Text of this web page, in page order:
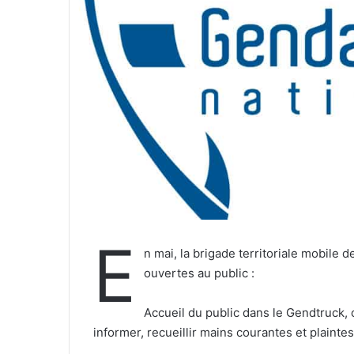
e
l
E
n mai, la brigade territoriale mobile
ouvertes au public :
Accueil du public dans le
informer, recueillir mains courantes et